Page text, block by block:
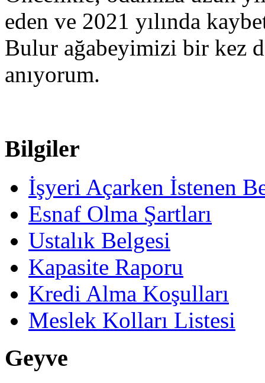
eden ve 2021 yılında
Bulur ağabeyimizi bir kez
anıyorum.
Bilgiler
İşyeri Açarken İstenen
Esnaf Olma Şartları
Ustalık Belgesi
Kapasite Raporu
Kredi Alma Koşulları
Meslek Kolları Listesi
Geyve